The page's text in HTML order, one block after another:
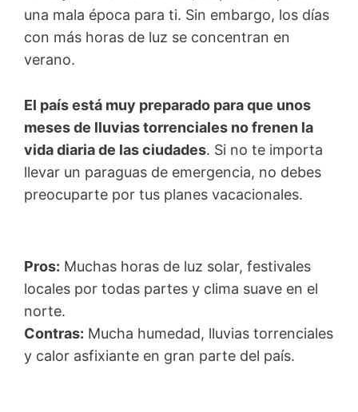
una mala época para ti. Sin embargo, los días
con más horas de luz se concentran en
verano.
El país está muy preparado para que unos
meses de lluvias torrenciales no frenen la
vida diaria de las ciudades. Si no te importa
llevar un paraguas de emergencia, no debes
preocuparte por tus planes vacacionales.
Pros: Muchas horas de luz solar, festivales
locales por todas partes y clima suave en el
norte.
Contras: Mucha humedad, lluvias torrenciales
y calor asfixiante en gran parte del país.